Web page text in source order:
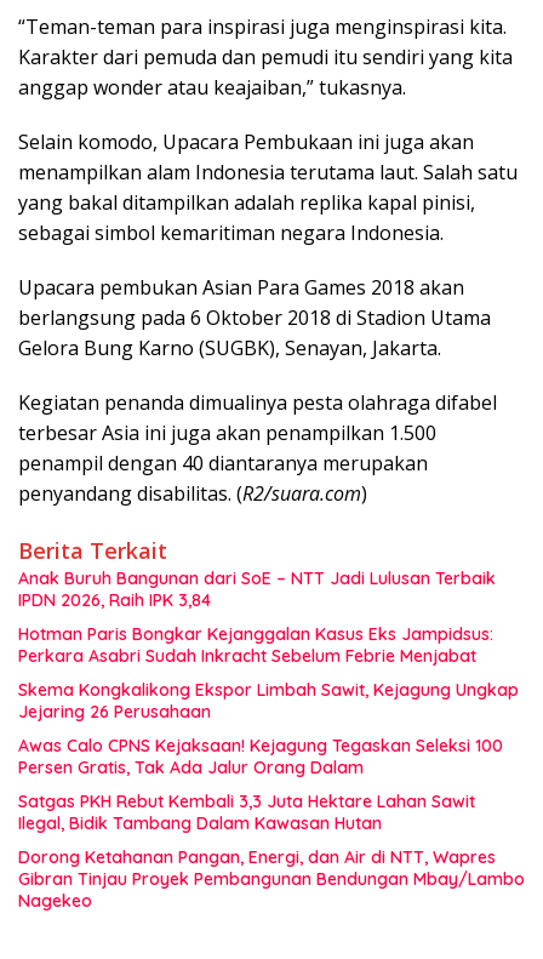
“Teman-teman para inspirasi juga menginspirasi kita.
Karakter dari pemuda dan pemudi itu sendiri yang kita
anggap wonder atau keajaiban,” tukasnya.
Selain komodo, Upacara Pembukaan ini juga akan
menampilkan alam Indonesia terutama laut. Salah satu
yang bakal ditampilkan adalah replika kapal pinisi,
sebagai simbol kemaritiman negara Indonesia.
Upacara pembukan Asian Para Games 2018 akan
berlangsung pada 6 Oktober 2018 di Stadion Utama
Gelora Bung Karno (SUGBK), Senayan, Jakarta.
Kegiatan penanda dimualinya pesta olahraga difabel
terbesar Asia ini juga akan penampilkan 1.500
penampil dengan 40 diantaranya merupakan
penyandang disabilitas. (R2/suara.com)
Berita Terkait
Anak Buruh Bangunan dari SoE – NTT Jadi Lulusan Terbaik
IPDN 2026, Raih IPK 3,84
Hotman Paris Bongkar Kejanggalan Kasus Eks Jampidsus:
Perkara Asabri Sudah Inkracht Sebelum Febrie Menjabat
Skema Kongkalikong Ekspor Limbah Sawit, Kejagung Ungkap
Jejaring 26 Perusahaan
Awas Calo CPNS Kejaksaan! Kejagung Tegaskan Seleksi 100
Persen Gratis, Tak Ada Jalur Orang Dalam
Satgas PKH Rebut Kembali 3,3 Juta Hektare Lahan Sawit
Ilegal, Bidik Tambang Dalam Kawasan Hutan
Dorong Ketahanan Pangan, Energi, dan Air di NTT, Wapres
Gibran Tinjau Proyek Pembangunan Bendungan Mbay/Lambo
Nagekeo